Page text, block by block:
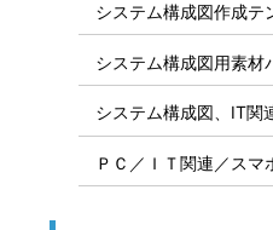
システム構成図作成テ
システム構成図用素材
システム構成図、IT関
ＰＣ／ＩＴ関連／スマ